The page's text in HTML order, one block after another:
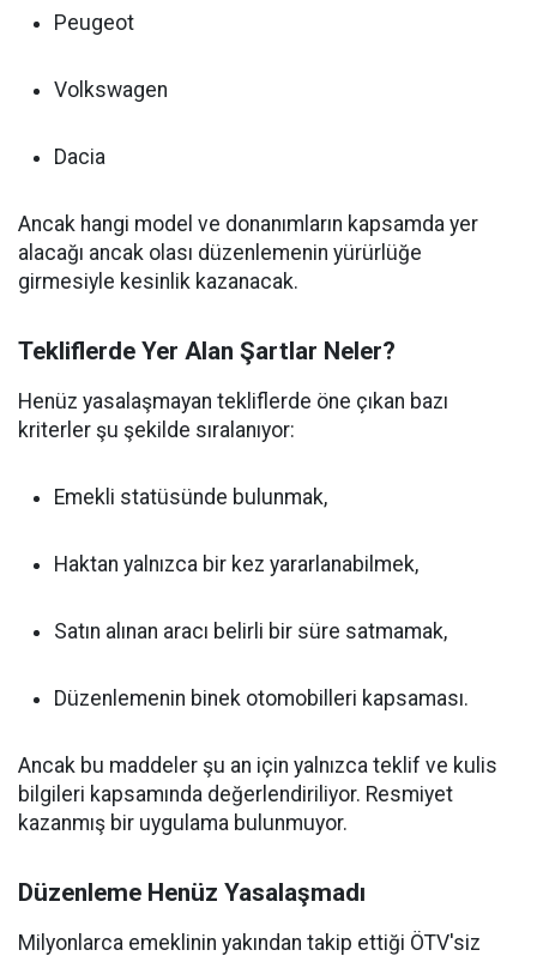
Peugeot
Volkswagen
Dacia
Ancak hangi model ve donanımların kapsamda yer
alacağı ancak olası düzenlemenin yürürlüğe
girmesiyle kesinlik kazanacak.
Tekliflerde Yer Alan Şartlar Neler?
Henüz yasalaşmayan tekliflerde öne çıkan bazı
kriterler şu şekilde sıralanıyor:
Emekli statüsünde bulunmak,
Haktan yalnızca bir kez yararlanabilmek,
Satın alınan aracı belirli bir süre satmamak,
Düzenlemenin binek otomobilleri kapsaması.
Ancak bu maddeler şu an için yalnızca teklif ve kulis
bilgileri kapsamında değerlendiriliyor. Resmiyet
kazanmış bir uygulama bulunmuyor.
Düzenleme Henüz Yasalaşmadı
Milyonlarca emeklinin yakından takip ettiği ÖTV'siz